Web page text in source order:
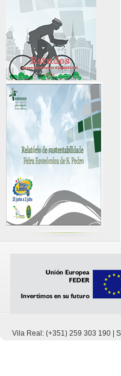
Vila Real: (+351) 259 303 190 |